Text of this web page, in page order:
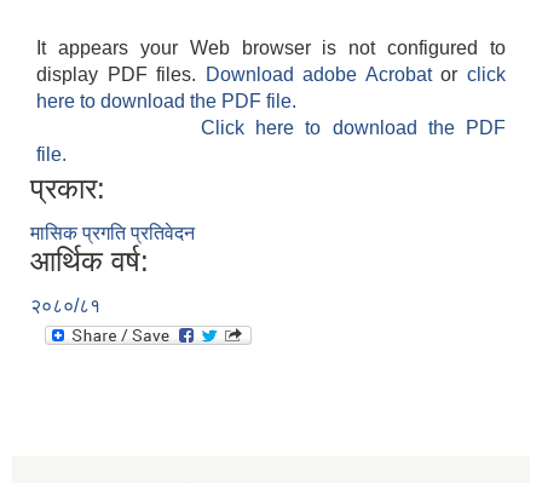
It appears your Web browser is not configured to
display PDF files.
Download adobe Acrobatorclick
here to download the PDF file.
Click here to download the PDF
file.
प्रकार:
मासिक प्रगति प्रतिवेदन
आर्थिक वर्ष:
२०८०/८१